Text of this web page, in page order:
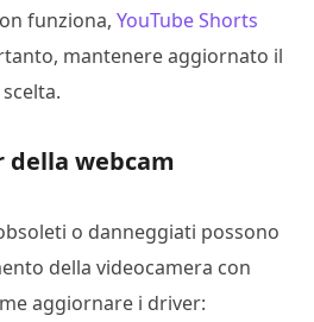
funziona, YouTube Shorts
mantenere aggiornato il
webcam
o danneggiati possono
della videocamera con
aggiornare i driver: